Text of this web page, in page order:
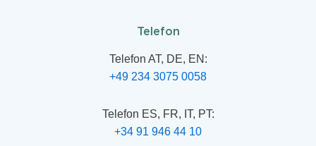
Telefon
Telefon AT, DE, EN:
+49 234 3075 0058
Telefon ES, FR, IT, PT:
+34 91 946 44 10